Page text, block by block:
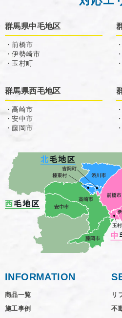
群馬県中毛地区
・前橋市
・伊勢崎市
・玉村町
群馬県西毛地区
・高崎市
・安中市
・藤岡市
INFORMATION
商品一覧
施工事例
リ
不